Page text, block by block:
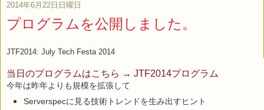
2014年6月22日日曜日
プログラムを公開しました。
JTF2014: July Tech Festa 2014
当日のプログラムはこちら → JTF2014プログラム
今年は昨年よりも規模を拡張して
Serverspecに見る技術トレンドを生み出すヒント